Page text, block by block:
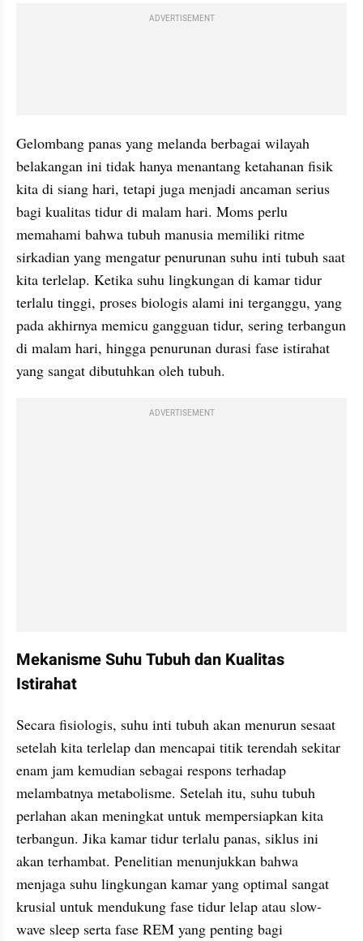
ADVERTISEMENT
Gelombang panas yang melanda berbagai wilayah
belakangan ini tidak hanya menantang ketahanan fisik
kita di siang hari, tetapi juga menjadi ancaman serius
bagi kualitas tidur di malam hari. Moms perlu
memahami bahwa tubuh manusia memiliki ritme
sirkadian yang mengatur penurunan suhu inti tubuh saat
kita terlelap. Ketika suhu lingkungan di kamar tidur
terlalu tinggi, proses biologis alami ini terganggu, yang
pada akhirnya memicu gangguan tidur, sering terbangun
di malam hari, hingga penurunan durasi fase istirahat
yang sangat dibutuhkan oleh tubuh.
ADVERTISEMENT
Mekanisme Suhu Tubuh dan Kualitas
Istirahat
Secara fisiologis, suhu inti tubuh akan menurun sesaat
setelah kita terlelap dan mencapai titik terendah sekitar
enam jam kemudian sebagai respons terhadap
melambatnya metabolisme. Setelah itu, suhu tubuh
perlahan akan meningkat untuk mempersiapkan kita
terbangun. Jika kamar tidur terlalu panas, siklus ini
akan terhambat. Penelitian menunjukkan bahwa
menjaga suhu lingkungan kamar yang optimal sangat
krusial untuk mendukung fase tidur lelap atau slow-
wave sleep serta fase REM yang penting bagi